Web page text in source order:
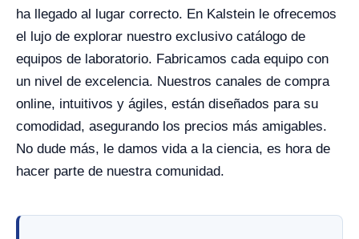
ha llegado al lugar correcto. En Kalstein le ofrecemos
el lujo de explorar nuestro exclusivo catálogo de
equipos de laboratorio. Fabricamos cada equipo con
un nivel de excelencia. Nuestros canales de compra
online, intuitivos y ágiles, están diseñados para su
comodidad, asegurando los precios más amigables.
No dude más, le damos vida a la ciencia, es hora de
hacer parte de nuestra comunidad.